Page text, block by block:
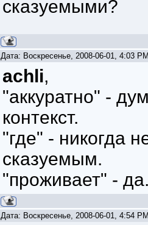
сказуемыми?
Дата: Воскресенье, 2008-06-01, 4:03
achli,
"аккуратно" -
контекст.
"где" - никогда
сказуемым.
"проживает" -
Дата: Воскресенье, 2008-06-01, 4:54